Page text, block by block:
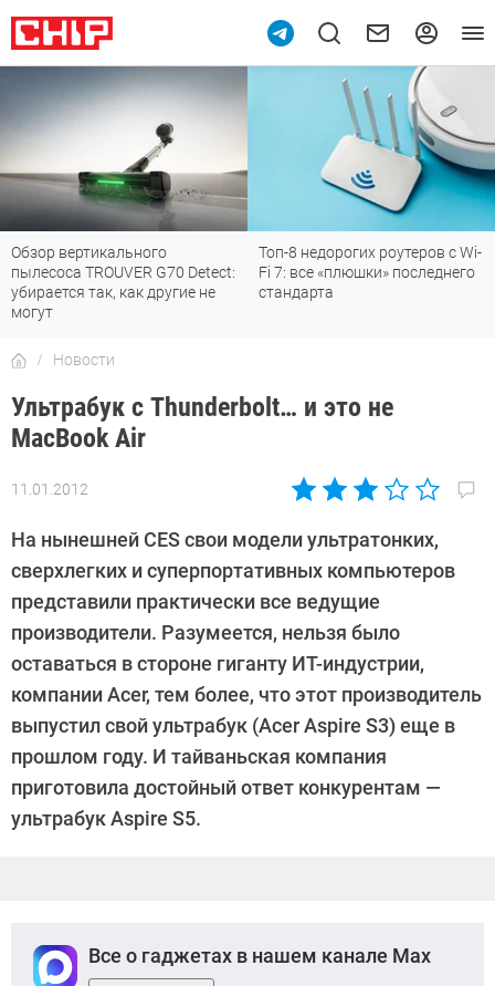
Обзор вертикального
пылесоса TROUVER G70 Detect:
убирается так, как другие не
могут
Топ-8 недорогих роутеров с Wi-
Fi 7: все «плюшки» последнего
стандарта
Новости
Ультрабук с Thunderbolt… и это не
MacBook Air
11.01.2012
Автор:
На нынешней CES свои модели ультратонких,
сверхлегких и суперпортативных компьютеров
представили практически все ведущие
производители. Разумеется, нельзя было
оставаться в стороне гиганту ИТ-индустрии,
компании Acer, тем более, что этот производитель
выпустил свой ультрабук (Acer Aspire S3) еще в
прошлом году. И тайваньская компания
приготовила достойный ответ конкурентам —
ультрабук Aspire S5.
Все о гаджетах в нашем канале Max